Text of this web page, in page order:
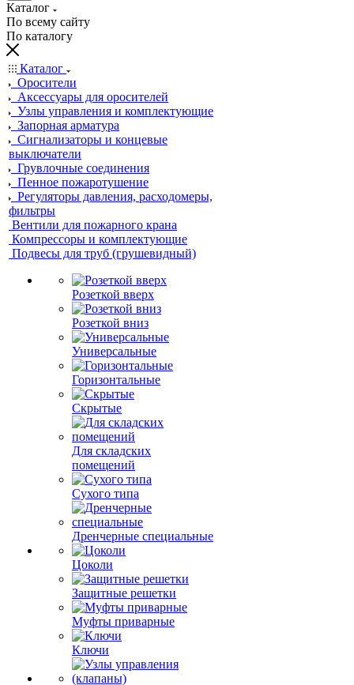
Каталог
По всему сайту
По каталогу
Каталог
Оросители
Аксессуары для оросителей
Узлы управления и комплектующие
Запорная арматура
Сигнализаторы и концевые
выключатели
Грувлочные соединения
Пенное пожаротушение
Регуляторы давления, расходомеры,
фильтры
Вентили для пожарного крана
Компрессоры и комплектующие
Подвесы для труб (грушевидный)
Розеткой вверх
Розеткой вниз
Универсальные
Горизонтальные
Скрытые
Для складских
помещений
Сухого типа
Дренчерные специальные
Цоколи
Защитные решетки
Муфты приварные
Ключи